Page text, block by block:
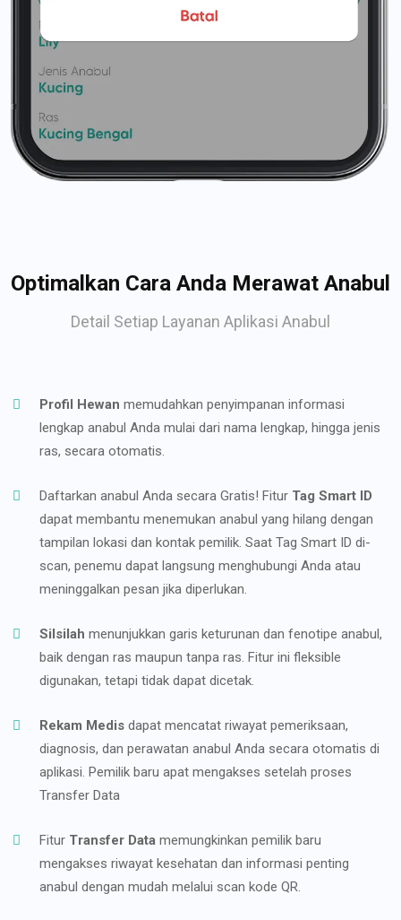
Optimalkan Cara Anda Merawat Anabul
Detail Setiap Layanan Aplikasi Anabul
Profil Hewan memudahkan penyimpanan informasi
lengkap anabul Anda mulai dari nama lengkap, hingga jenis
ras, secara otomatis.
Daftarkan anabul Anda secara Gratis! Fitur Tag Smart ID
dapat membantu menemukan anabul yang hilang dengan
tampilan lokasi dan kontak pemilik. Saat Tag Smart ID di-
scan, penemu dapat langsung menghubungi Anda atau
meninggalkan pesan jika diperlukan.
Silsilah menunjukkan garis keturunan dan fenotipe anabul,
baik dengan ras maupun tanpa ras. Fitur ini fleksible
digunakan, tetapi tidak dapat dicetak.
Rekam Medis dapat mencatat riwayat pemeriksaan,
diagnosis, dan perawatan anabul Anda secara otomatis di
aplikasi. Pemilik baru apat mengakses setelah proses
Transfer Data
Fitur Transfer Data memungkinkan pemilik baru
mengakses riwayat kesehatan dan informasi penting
anabul dengan mudah melalui scan kode QR.